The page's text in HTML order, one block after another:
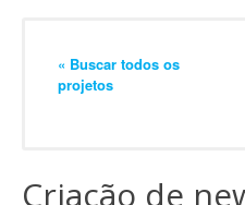
« Buscar todos os
projetos
Criação de